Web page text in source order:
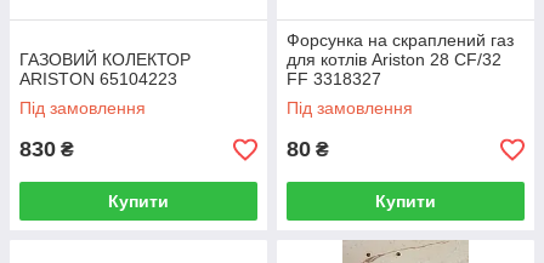
ГАЗОВИЙ КОЛЕКТОР
ARISTON 65104223
Під замовлення
830 ₴
Купити
Форсунка на скраплений газ
для котлів Ariston 28 CF/32
FF 3318327
Під замовлення
80 ₴
Купити